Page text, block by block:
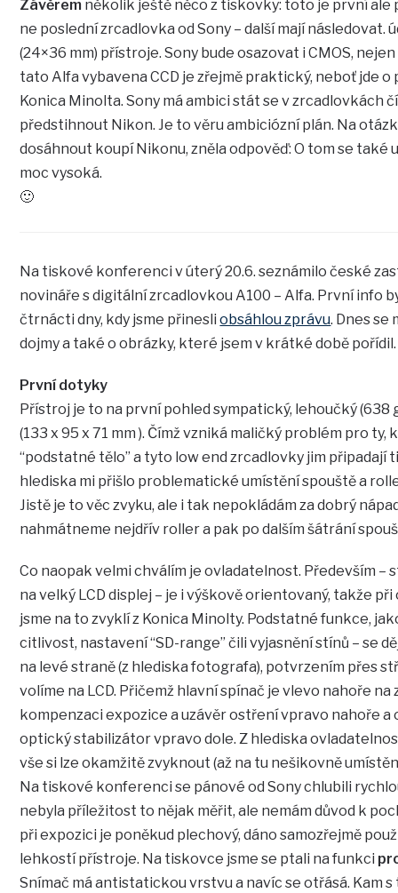
Závěrem několik ještě něco z tiskovky: toto je první ale
ne poslední zrcadlovka od Sony – další mají následovat.
(24×36 mm) přístroje. Sony bude osazovat i CMOS, nejen
tato Alfa vybavena CCD je zřejmě praktický, neboť jde
Konica Minolta. Sony má ambici stát se v zrcadlovkách
předstihnout Nikon. Je to věru ambiciózní plán. Na
dosáhnout koupí Nikonu, zněla odpověď: O tom se také
moc vysoká.
🙂
Na tiskové konferenci v úterý 20.6. seznámilo české
novináře s digitální zrcadlovkou A100 – Alfa. První info
čtrnácti dny, kdy jsme přinesliobsáhlou zprávu. Dnes se
dojmy a také o obrázky, které jsem v krátké době pořídil.
První dotyky
Přístroj je to na první pohled sympatický, lehoučký (638
(133 x 95 x 71 mm ). Čímž vzniká maličký problém pro ty,
“podstatné tělo” a tyto low end zrcadlovky jim připadají
hlediska mi přišlo problematické umístění spouště a
Jistě je to věc zvyku, ale i tak nepokládám za dobrý
nahmátneme nejdřív roller a pak po dalším šátrání
Co naopak velmi chválím je ovladatelnost. Především –
na velký LCD displej – je i výškově orientovaný, takže při
jsme na to zvyklí z Konica Minolty. Podstatné funkce,
citlivost, nastavení “SD-range” čili vyjasnění stínů – se
na levé straně (z hlediska fotografa), potvrzením přes
volíme na LCD. Přičemž hlavní spínač je vlevo nahoře
kompenzaci expozice a uzávěr ostření vpravo nahoře a
optický stabilizátor vpravo dole. Z hlediska
vše si lze okamžitě zvyknout (až na tu nešikovně
Na tiskové konferenci se pánové od Sony chlubili
nebyla příležitost to nějak měřit, ale nemám důvod k
při expozici je poněkud plechový, dáno samozřejmě
lehkostí přístroje. Na tiskovce jsme se ptali na funkci
Snímač má antistatickou vrstvu a navíc se otřásá. Kam